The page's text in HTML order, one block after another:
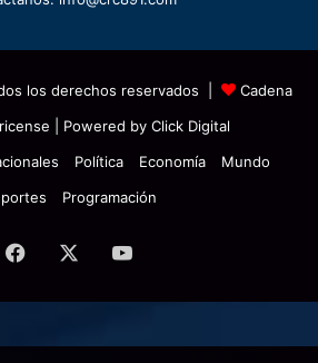
los derechos reservados |
Cadena
| Powered by Click Digital
Política Economía
Mundo
Programación
Facebook YouTube